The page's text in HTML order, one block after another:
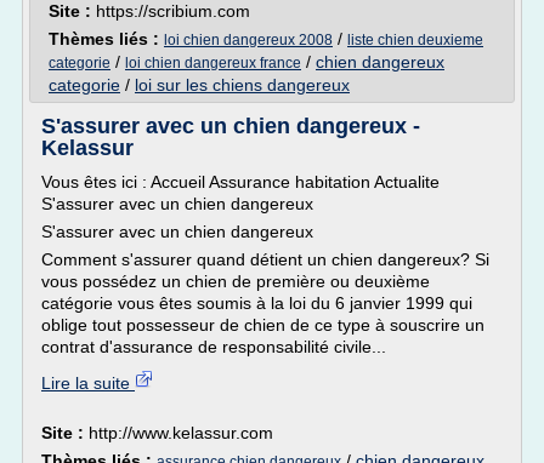
Site : https://scribium.com
Thèmes liés : loi chien dangereux 2008 / liste chien deuxieme
categorie / loi chien dangereux france / chien dangereux
categorie / loi sur les chiens dangereux
S'assurer avec un chien dangereux -
Kelassur
Vous êtes ici : Accueil Assurance habitation Actualite
S'assurer avec un chien dangereux
S'assurer avec un chien dangereux
Comment s'assurer quand détient un chien dangereux? Si
vous possédez un chien de première ou deuxième
catégorie vous êtes soumis à la loi du 6 janvier 1999 qui
oblige tout possesseur de chien de ce type à souscrire un
contrat d'assurance de responsabilité civile...
Lire la suite
Site : http://www.kelassur.com